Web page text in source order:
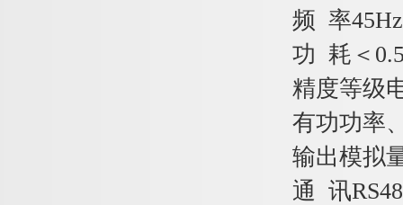
频 率45Hz
功 耗＜
精度等级
有功功率、
输出模拟量
通 讯RS485